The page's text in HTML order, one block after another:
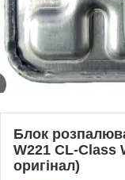
Блок
W221 CL-Class
оригінал)